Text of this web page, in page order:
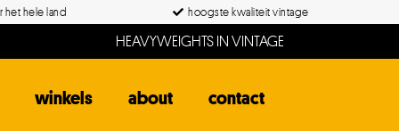
het hele land hoogste kwaliteit vintage
HEAVYWEIGHTS IN VINTAGE
winkels about contact